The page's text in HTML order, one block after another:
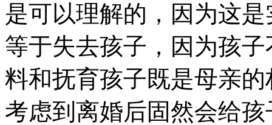
是可以理解的，因为这
等于失去孩子，因为孩
料和抚育孩子既是母亲
考虑到离婚后固然会给